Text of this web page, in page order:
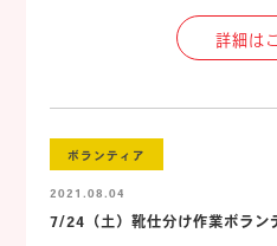
詳細は
ボランティア
2021.08.04
7/24（土）靴仕分け作業ボラン